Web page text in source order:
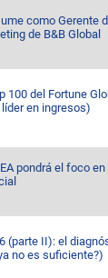
como Gerente
de B&B Global
100 del Fortune
en ingresos)
pondrá el foco
(parte II): el
no es suficiente?)